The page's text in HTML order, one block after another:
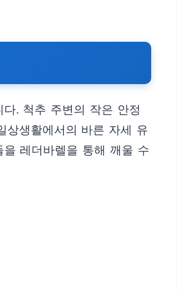
. 척추 주변의 작은 안정
상생활에서의 바른 자세 유
레더바렐을 통해 깨울 수